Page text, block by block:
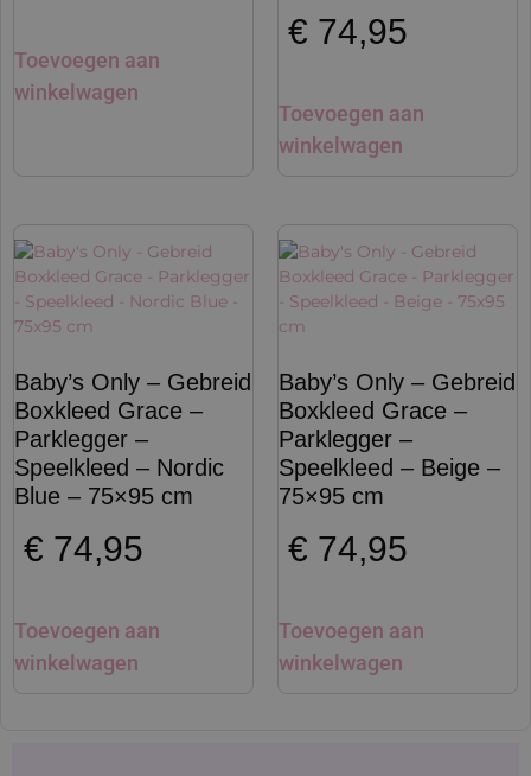
Toevoegen aan
winkelwagen
€ 74,95
Toevoegen aan
winkelwagen
Baby’s Only – Gebreid
Boxkleed Grace –
Parklegger –
Speelkleed – Nordic
Blue – 75×95 cm
€ 74,95
Toevoegen aan
winkelwagen
Baby’s Only – Gebreid
Boxkleed Grace –
Parklegger –
Speelkleed – Beige –
75×95 cm
€ 74,95
Toevoegen aan
winkelwagen